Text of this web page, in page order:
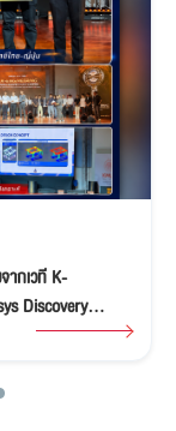
ากเวที K-
Discovery